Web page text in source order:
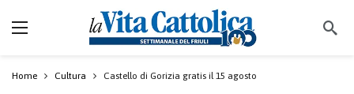
Home Cultura Castello di Gorizia gratis il 15 agosto